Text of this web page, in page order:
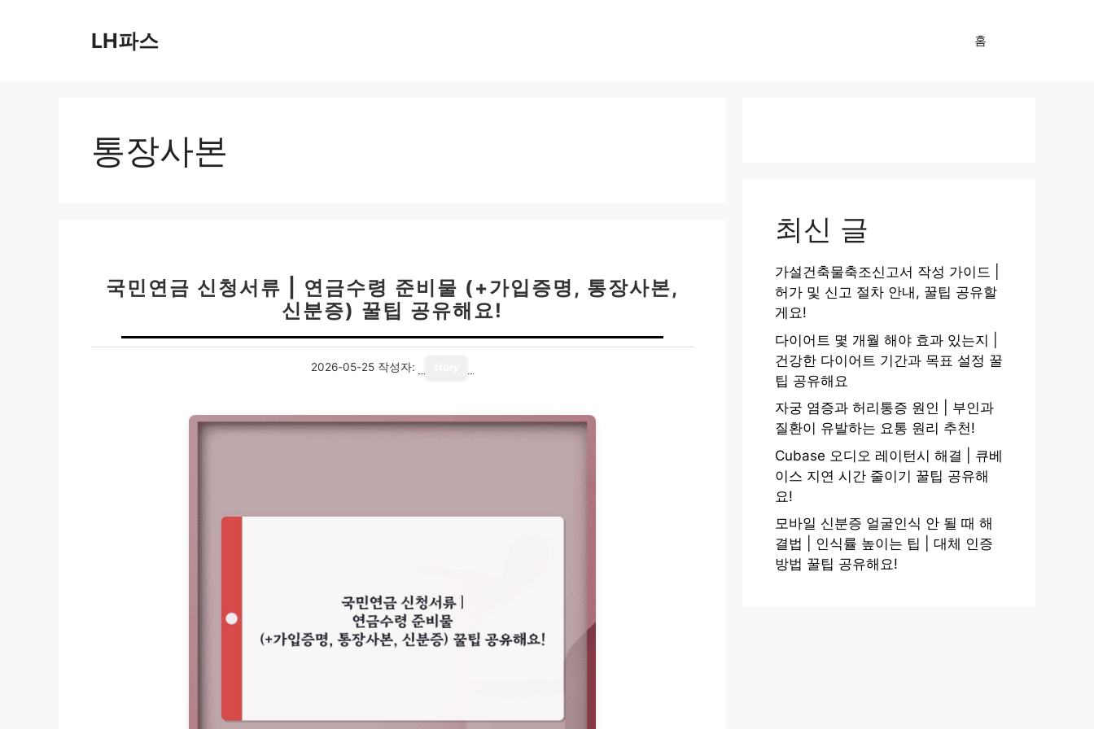
LH파스 홈
통장사본
국민연금 신청서류 | 연금수령 준비물 (+가입증명, 통장사본,
신분증) 꿀팁 공유해요!
2026-05-25 작성자:
최신 글
가설건축물축조신고서 작성 가이드 |
허가 및 신고 절차 안내, 꿀팁 공유할
게요!
다이어트 몇 개월 해야 효과 있는지 |
건강한 다이어트 기간과 목표 설정 꿀
팁 공유해요
자궁 염증과 허리통증 원인 | 부인과
질환이 유발하는 요통 원리 추천!
Cubase 오디오 레이턴시 해결 | 큐베
이스 지연 시간 줄이기 꿀팁 공유해
요!
모바일 신분증 얼굴인식 안 될 때 해
결법 | 인식률 높이는 팁 | 대체 인증
방법 꿀팁 공유해요!